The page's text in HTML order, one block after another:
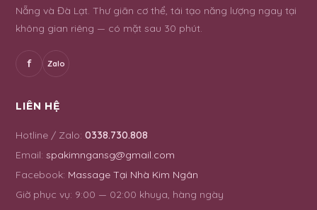
Nẵng và Đà Lạt. Thư giãn cơ thể, tái tạo năng lượng ngay tại
không gian riêng — có mặt sau 30 phút.
f Zalo
LIÊN HỆ
Hotline / Zalo: 0338.730.808
Email: spakimngansg@gmail.com
Facebook: Massage Tại Nhà Kim Ngân
Giờ phục vụ: 9:00 — 02:00 khuya, hàng ngày